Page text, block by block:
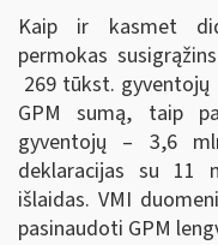
Kaip ir kasmet
permokas
269 tūkst. gyventojų
GPM sumą, taip
gyventojų – 3,6
deklaracijas su 11
išlaidas. VMI
pasinaudoti GPM